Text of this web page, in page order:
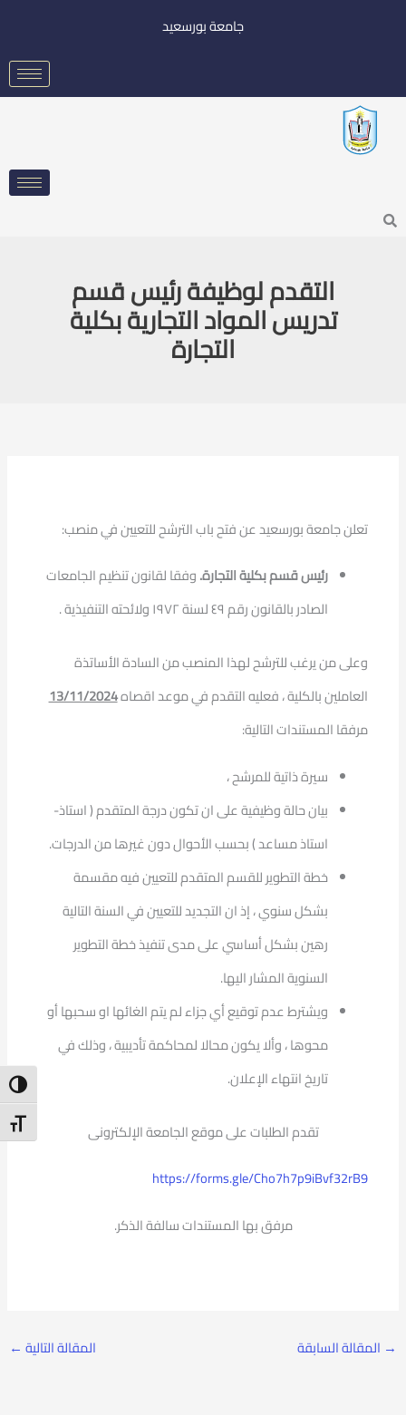
جامعة بورسعيد
Search
التقدم لوظيفة رئيس قسم
تدريس المواد التجارية بكلية
التجارة
تعلن جامعة بورسعيد عن فتح باب الترشح للتعيين في منصب:
رئيس قسم بكلية التجارة.وفقا لقانون تنظيم الجامعات
الصادر بالقانون رقم ٤٩ لسنة ١٩٧٢ ولائحته التنفيذية .
وعلى من يرغب للترشح لهذا المنصب من السادة الأساتذة
العاملين بالكلية ، فعليه التقدم في موعد اقصاه13/11/2024
مرفقا المستندات التالية:
سيرة ذاتية للمرشح ،
بيان حالة وظيفية على ان تكون درجة المتقدم ( استاذ-
استاذ مساعد ) بحسب الأحوال دون غيرها من الدرجات.
خطة التطوير للقسم المتقدم للتعيين فيه مقسمة
بشكل سنوي ، إذ ان التجديد للتعيين في السنة التالية
رهين بشكل أساسي على مدى تنفيذ خطة التطوير
السنوية المشار اليها.
ويشترط عدم توقيع أي جزاء لم يتم الغائها او سحبها أو
محوها ، وألا يكون محالا لمحاكمة تأديبية ، وذلك في
تاريخ انتهاء الإعلان.
تقدم الطلبات على موقع الجامعة الإلكترونى
https://forms.gle/Cho7h7p9iBvf32rB9
مرفق بها المستندات سالفة الذكر.
→ المقالة السابقة المقالة التالية ←